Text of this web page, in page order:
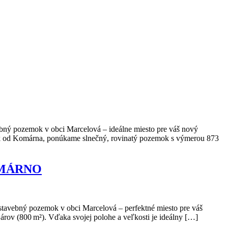
v obci Marcelová – ideálne miesto pre váš nový
Komárna, ponúkame slnečný, rovinatý pozemok s výmerou 873
pozemok v obci Marcelová – perfektné miesto pre váš
(800 m²). Vďaka svojej polohe a veľkosti je ideálny […]